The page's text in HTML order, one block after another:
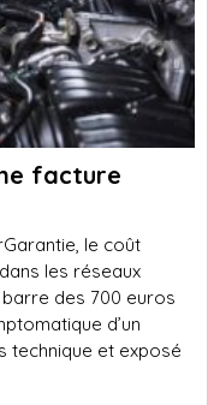
facture
le coût
les réseaux
des 700 euros
d’un
technique et exposé